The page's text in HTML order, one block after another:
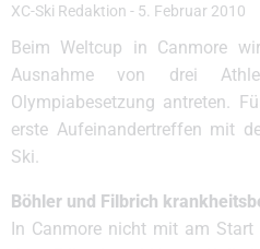
XC-Ski Redaktion - 5. Februar 2010
Beim Weltcup in Canmore
Ausnahme von drei
Olympiabesetzung antreten.
erste Aufeinandertreffen mit
Ski.
Böhler und Filbrich
In Canmore nicht mit am Start